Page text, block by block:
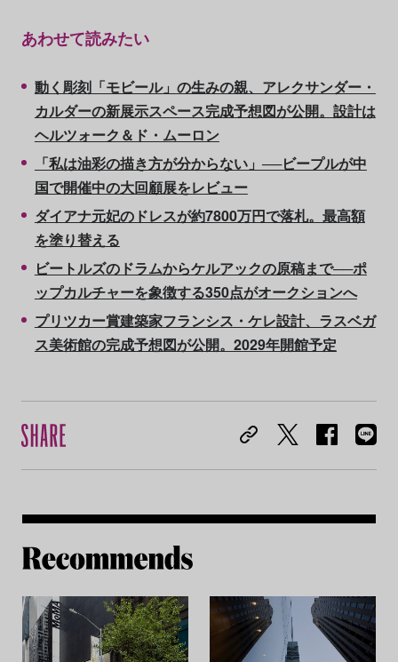
あわせて読みたい
動く彫刻「モビール」の生みの親、アレクサンダー・
カルダーの新展示スペース完成予想図が公開。設計は
ヘルツォーク＆ド・ムーロン
「私は油彩の描き方が分からない」──ビープルが中
国で開催中の大回顧展をレビュー
ダイアナ元妃のドレスが約7800万円で落札。最高額
を塗り替える
ビートルズのドラムからケルアックの原稿まで──ポ
ップカルチャーを象徴する350点がオークションへ
プリツカー賞建築家フランシス・ケレ設計、ラスベガ
ス美術館の完成予想図が公開。2029年開館予定